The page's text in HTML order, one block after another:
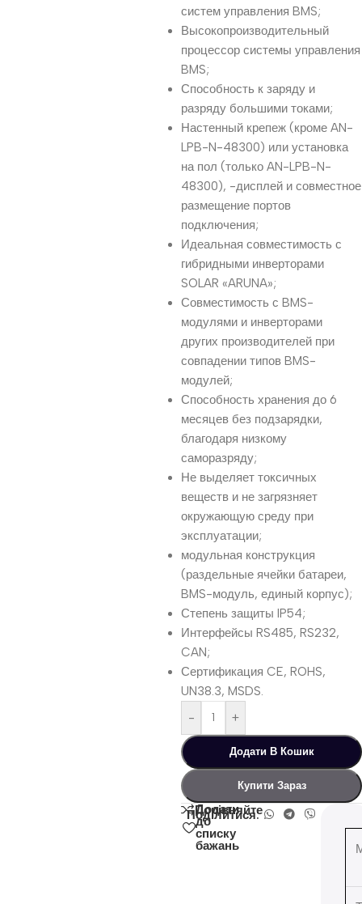
систем управления BMS;
Высокопроизводительный
процессор системы управления
BMS;
Способность к заряду и
разряду большими токами;
Настенный крепеж (кроме AN-
LPB-N-48300) или установка
на пол (только AN-LPB-N-
48300), -дисплей и совместное
размещение портов
подключения;
Идеальная совместимость с
гибридными инверторами
SOLAR «ARUNA»;
Совместимость с BMS-
модулями и инверторами
других производителей при
совпадении типов BMS-
модулей;
Способность хранения до 6
месяцев без подзарядки,
благодаря низкому
саморазряду;
Не выделяет токсичных
веществ и не загрязняет
окружающую среду при
эксплуатации;
модульная конструкция
(раздельные ячейки батареи,
BMS-модуль, единый корпус);
Степень защиты IP54;
Интерфейсы RS485, RS232,
CAN;
Сертификация CE, ROHS,
UN38.3, MSDS.
-
+
Додати В Кошик
Купити Зараз
Порівняйте
Додати
до
списку
бажань
Поділитися: